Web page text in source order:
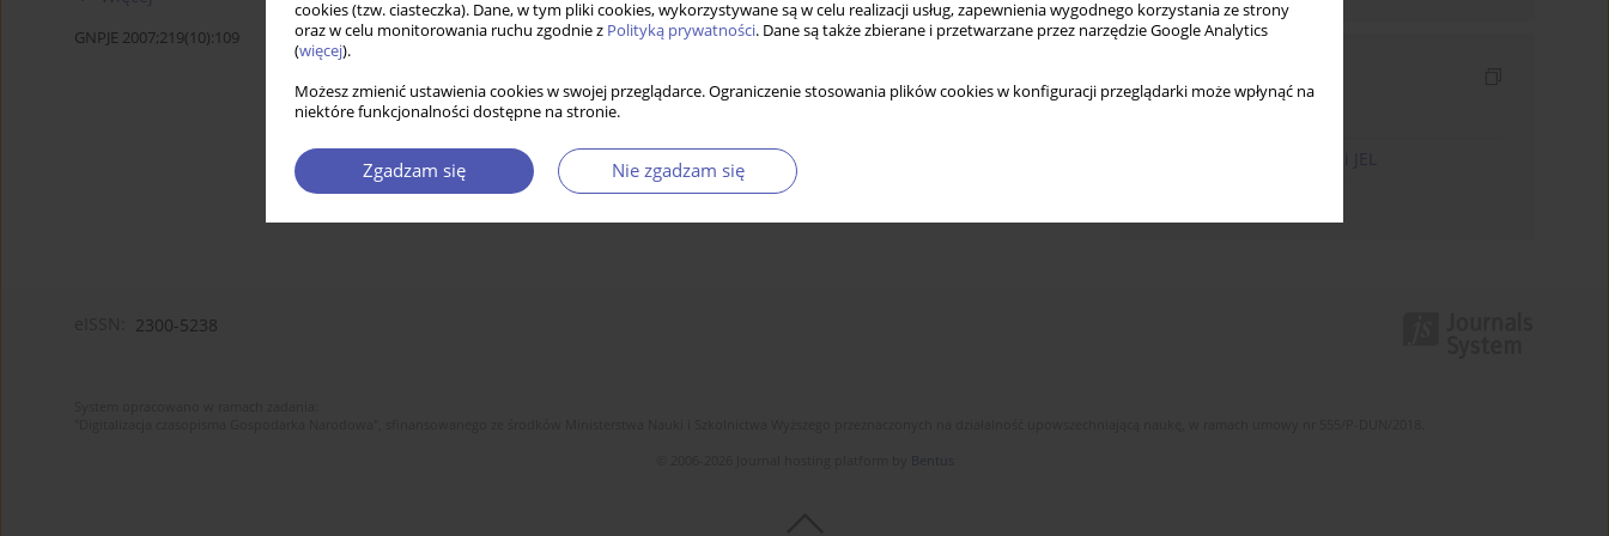
cookies (tzw. ciasteczka). Dane, w tym pliki cookies, wykorzystywane są w celu realizacji usług, zapewnienia wygodnego korzystania ze strony
oraz w celu monitorowania ruchu zgodnie z Polityką prywatności. Dane są także zbierane i przetwarzane przez narzędzie Google Analytics
(więcej).
Możesz zmienić ustawienia cookies w swojej przeglądarce. Ograniczenie stosowania plików cookies w konfiguracji przeglądarki może wpłynąć na
niektóre funkcjonalności dostępne na stronie.
Zgadzam się Nie zgadzam się
GNPJE 2007;219(10):109
2300-5238